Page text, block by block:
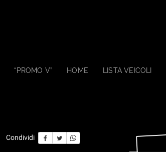
“PROMO V” HOME LISTA VEICOLI
Condividi